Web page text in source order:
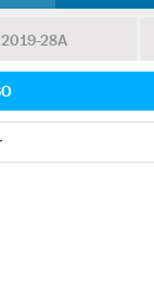
2019-28A